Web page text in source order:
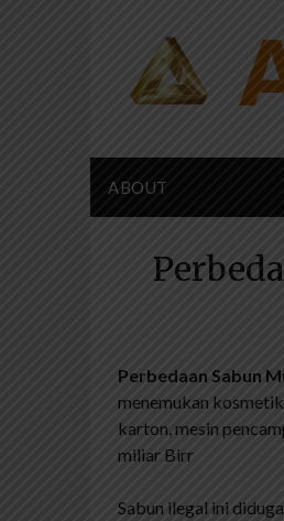
ABOUT
Perbedaan Sabun
menemukan
karton, mesin
miliar Birr
Sabun ilegal ini